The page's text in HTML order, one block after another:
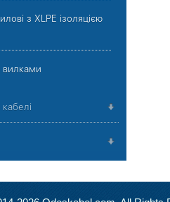
з XLPE ізоляцією
вилками
кабелі